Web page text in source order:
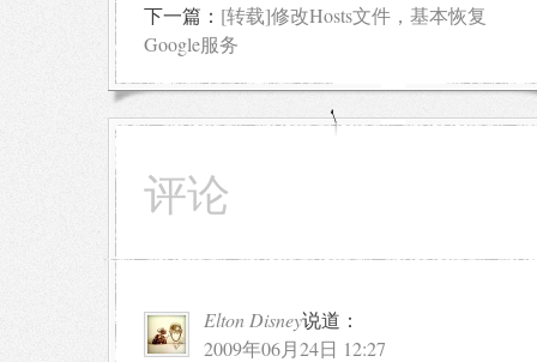
下一篇： [转载]修改Hosts文件，基本恢复
Google服务
评论
Elton Disney说道：
2009年06月24日 12:27